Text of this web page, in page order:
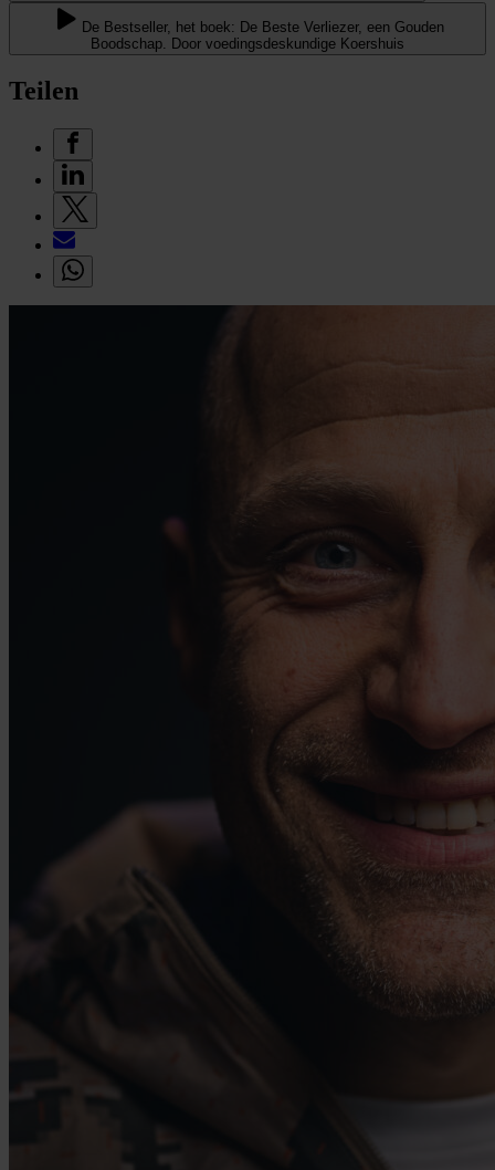
De Bestseller, het boek: De Beste Verliezer, een Gouden
Boodschap. Door voedingsdeskundige Koershuis
Teilen